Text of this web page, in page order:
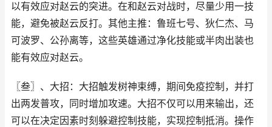
以有效应对赵云的突进。在和赵云对战时，尽量少用一技
能，避免被赵云反打。其他主推：鲁班七号、狄仁杰、马
可波罗、公孙离等，这些英雄通过净化技能或半肉出装也
能有效应对赵云。
〖叁〗、大招：大招触发树神束缚，期间免疫控制，并打
出两发普攻，同时增加攻速。大招不仅可以用来输出，还
可以在决定因素时刻躲避控制技能，实现控制抵消。操作